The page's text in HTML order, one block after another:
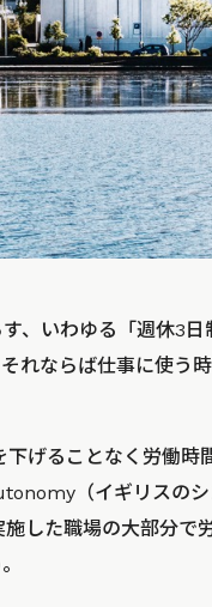
、いわゆる「週休3日
れならば仕事に使う
げることなく労働時
（イギリスの
した職場の大部分で